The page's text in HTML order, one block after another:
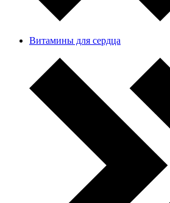
Витамины для сердца